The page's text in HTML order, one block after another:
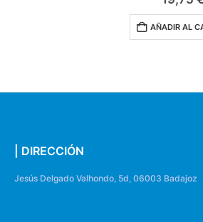
AÑADIR AL
| DIRECCIÓN
Jesús Delgado Valhondo, 5d, 06003 Badajoz